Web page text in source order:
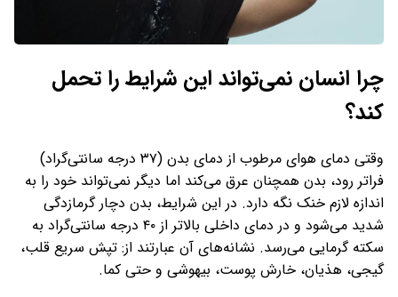
چرا انسان نمی‌تواند این شرایط را تحمل
کند؟
وقتی دمای هوای‌ مرطوب از دمای بدن (۳۷ درجه سانتی‌گراد)
فراتر رود، بدن همچنان عرق می‌کند اما دیگر نمی‌تواند خود را به
اندازه لازم خنک نگه دارد. در این شرایط، بدن دچار گرمازدگی
شدید می‌شود و در دمای داخلی بالاتر از ۴۰ درجه سانتی‌گراد به
سکته گرمایی می‌رسد. نشانه‌های آن عبارتند از: تپش سریع قلب،
گیجی، هذیان، خارش پوست، بیهوشی و حتی کما.